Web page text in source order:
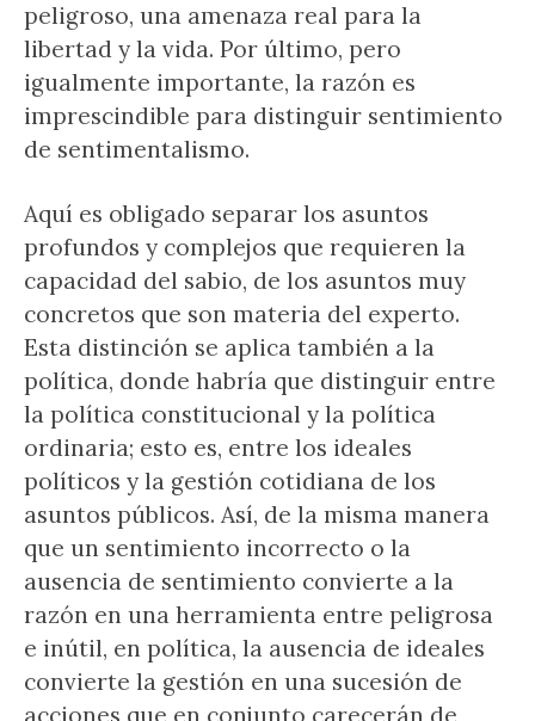
peligroso, una amenaza real para la
libertad y la vida. Por último, pero
igualmente importante, la razón es
imprescindible para distinguir sentimiento
de sentimentalismo.
Aquí es obligado separar los asuntos
profundos y complejos que requieren la
capacidad del sabio, de los asuntos muy
concretos que son materia del experto.
Esta distinción se aplica también a la
política, donde habría que distinguir entre
la política constitucional y la política
ordinaria; esto es, entre los ideales
políticos y la gestión cotidiana de los
asuntos públicos. Así, de la misma manera
que un sentimiento incorrecto o la
ausencia de sentimiento convierte a la
razón en una herramienta entre peligrosa
e inútil, en política, la ausencia de ideales
convierte la gestión en una sucesión de
acciones que en conjunto carecerán de